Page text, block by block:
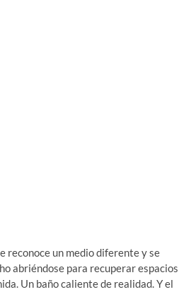
reconoce un medio diferente y se
abriéndose para recuperar
Un baño caliente de realidad. Y el